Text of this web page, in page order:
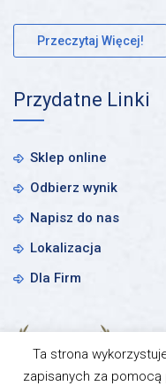
Przeczytaj Więcej!
Przydatne Linki
Sklep online
Odbierz wynik
Napisz do nas
Lokalizacja
Dla Firm
Ta strona
zapisanych za